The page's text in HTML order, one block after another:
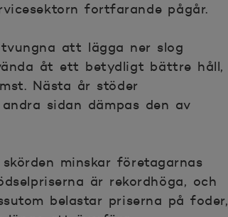
fortfarande pågår.
att lägga ner slog
åt ett betydligt bättre håll,
Nästa år stöder
sidan dämpas den av
minskar företagarnas
är rekordhöga, och
belastar priserna på foder,